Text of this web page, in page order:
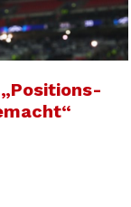
„Positions­